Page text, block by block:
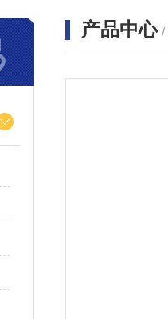
产品中心 /